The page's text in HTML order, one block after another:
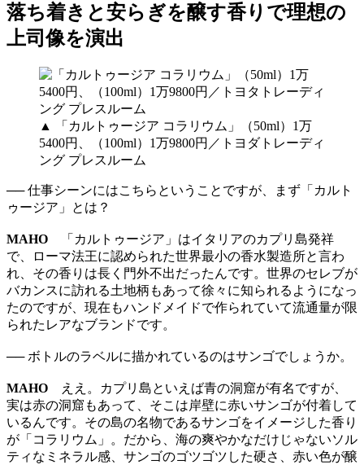
落ち着きと安らぎを醸す香りで理想の
上司像を演出
▲ 「カルトゥージア コラリウム」（50ml）1万
5400円、（100ml）1万9800円／トヨダトレーディ
ング プレスルーム
── 仕事シーンにはこちらということですが、まず「カルト
ゥージア」とは？
MAHO 「カルトゥージア」はイタリアのカプリ島発祥
で、ローマ法王に認められた世界最小の香水製造所と言わ
れ、その香りは長く門外不出だったんです。世界のセレブが
バカンスに訪れる土地柄もあって徐々に知られるようになっ
たのですが、現在もハンドメイドで作られていて流通量が限
られたレアなブランドです。
── ボトルのラベルに描かれているのはサンゴでしょうか。
MAHO ええ。カプリ島といえば青の洞窟が有名ですが、
実は赤の洞窟もあって、そこは岸壁に赤いサンゴが付着して
いるんです。その島の名物であるサンゴをイメージした香り
が「コラリウム」。だから、海の爽やかなだけじゃないソル
ティなミネラル感、サンゴのゴツゴツした硬さ、赤い色が醸